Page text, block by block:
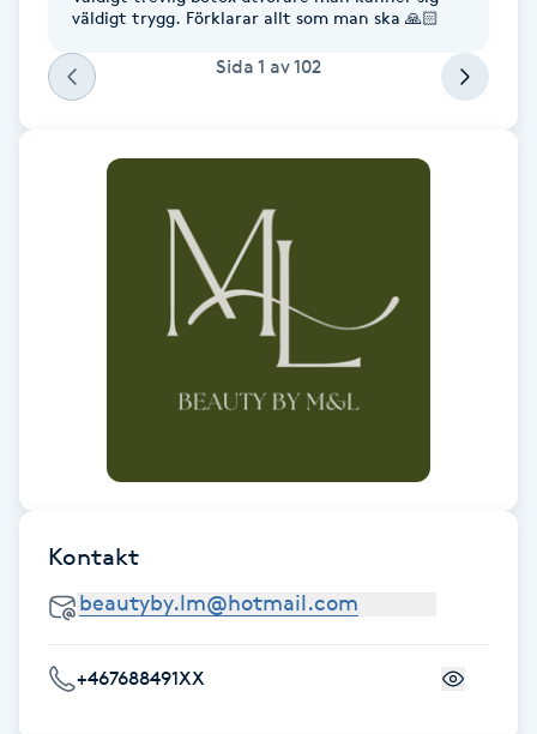
Fransförlängning
Fransförlängning Megavolym
Fransförlängning Volym
Frisör
Funktionsanalys
Färgning
väldigt trygg. Förklarar allt som man ska 🙏🏻
Sida 1 av102
Kontakt
+467688491XX